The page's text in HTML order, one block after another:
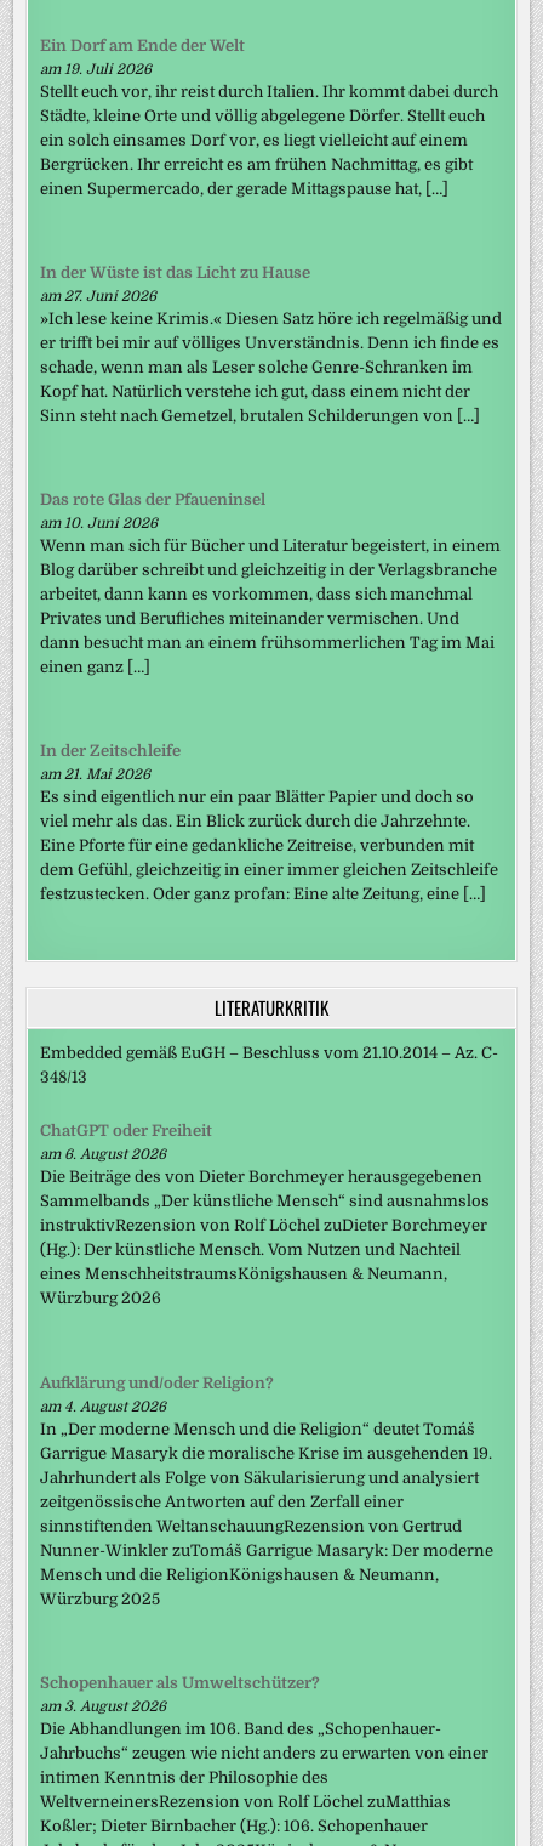
Ein Dorf am Ende der Welt
am 19. Juli 2026
Stellt euch vor, ihr reist durch Italien. Ihr kommt dabei durch
Städte, kleine Orte und völlig abgelegene Dörfer. Stellt euch
ein solch einsames Dorf vor, es liegt vielleicht auf einem
Bergrücken. Ihr erreicht es am frühen Nachmittag, es gibt
einen Supermercado, der gerade Mittagspause hat, […]
In der Wüste ist das Licht zu Hause
am 27. Juni 2026
»Ich lese keine Krimis.« Diesen Satz höre ich regelmäßig und
er trifft bei mir auf völliges Unverständnis. Denn ich finde es
schade, wenn man als Leser solche Genre-Schranken im
Kopf hat. Natürlich verstehe ich gut, dass einem nicht der
Sinn steht nach Gemetzel, brutalen Schilderungen von […]
Das rote Glas der Pfaueninsel
am 10. Juni 2026
Wenn man sich für Bücher und Literatur begeistert, in einem
Blog darüber schreibt und gleichzeitig in der Verlagsbranche
arbeitet, dann kann es vorkommen, dass sich manchmal
Privates und Berufliches miteinander vermischen. Und
dann besucht man an einem frühsommerlichen Tag im Mai
einen ganz […]
In der Zeitschleife
am 21. Mai 2026
Es sind eigentlich nur ein paar Blätter Papier und doch so
viel mehr als das. Ein Blick zurück durch die Jahrzehnte.
Eine Pforte für eine gedankliche Zeitreise, verbunden mit
dem Gefühl, gleichzeitig in einer immer gleichen Zeitschleife
festzustecken. Oder ganz profan: Eine alte Zeitung, eine […]
LITERATURKRITIK
Embedded gemäß EuGH – Beschluss vom 21.10.2014 – Az. C-
348/13
ChatGPT oder Freiheit
am 6. August 2026
Die Beiträge des von Dieter Borchmeyer herausgegebenen
Sammelbands „Der künstliche Mensch“ sind ausnahmslos
instruktivRezension von Rolf Löchel zuDieter Borchmeyer
(Hg.): Der künstliche Mensch. Vom Nutzen und Nachteil
eines MenschheitstraumsKönigshausen & Neumann,
Würzburg 2026
Aufklärung und/oder Religion?
am 4. August 2026
In „Der moderne Mensch und die Religion“ deutet Tomáš
Garrigue Masaryk die moralische Krise im ausgehenden 19.
Jahrhundert als Folge von Säkularisierung und analysiert
zeitgenössische Antworten auf den Zerfall einer
sinnstiftenden WeltanschauungRezension von Gertrud
Nunner-Winkler zuTomáš Garrigue Masaryk: Der moderne
Mensch und die ReligionKönigshausen & Neumann,
Würzburg 2025
Schopenhauer als Umweltschützer?
am 3. August 2026
Die Abhandlungen im 106. Band des „Schopenhauer-
Jahrbuchs“ zeugen wie nicht anders zu erwarten von einer
intimen Kenntnis der Philosophie des
WeltverneinersRezension von Rolf Löchel zuMatthias
Koßler; Dieter Birnbacher (Hg.): 106. Schopenhauer